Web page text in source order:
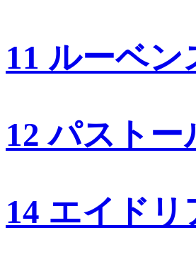
11 ルーベ
12 パスト
14 エイド